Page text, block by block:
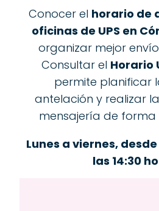
Conocer el horario de
oficinas de UPS en
organizar mejor
Consultar el Horario
permite planificar
antelación y realizar
mensajería de forma
Lunes a viernes,
las 14:30